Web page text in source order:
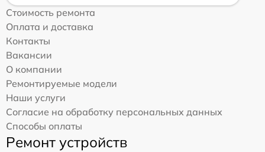
Стоимость ремонта
Оплата и доставка
Контакты
Вакансии
О компании
Ремонтируемые модели
Наши услуги
Согласие на обработку персональных данных
Способы оплаты
Ремонт устройств